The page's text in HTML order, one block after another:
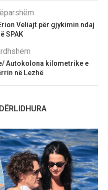
Veliajt për gjykimin ndaj
SPAK
Autokolona kilometrike e
në Lezhë